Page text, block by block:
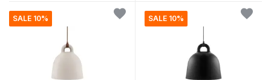
SALE 10% SALE 10%